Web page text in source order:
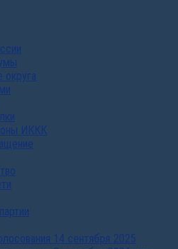
округа
ИККК
14 сентября 2025